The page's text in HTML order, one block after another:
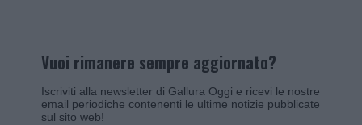
Vuoi rimanere sempre aggiornato?
Iscriviti alla newsletter di Gallura Oggi e ricevi le nostre
email periodiche contenenti le ultime notizie pubblicate
sul sito web!